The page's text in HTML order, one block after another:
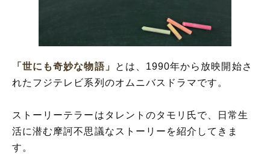
「世にも奇妙な物語」
とは、1990年から放映開始さ
れたフジテレビ系列のオムニバスドラマです。
ストーリーテラーはタレントのタモリ氏で、日常生
活に潜む摩訶不思議なストーリーを紹介してきま
す。